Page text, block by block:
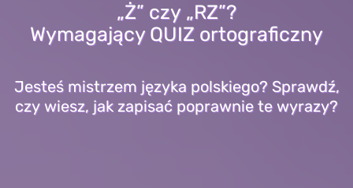
„Ż” czy „RZ”?
Wymagający QUIZ ortograficzny
Jesteś mistrzem języka polskiego? Sprawdź,
czy wiesz, jak zapisać poprawnie te wyrazy?